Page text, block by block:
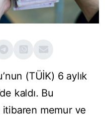
(TÜİK) 6 aylık
kaldı. Bu
memur ve